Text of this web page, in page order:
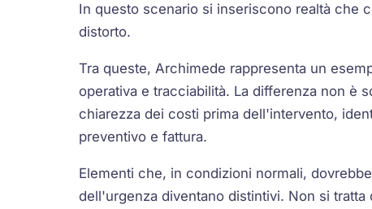
In questo scenario si inseriscono realtà che
distorto.
Tra queste, Archimede rappresenta un
operativa e tracciabilità. La differenza non è
chiarezza dei costi prima dell'intervento,
preventivo e fattura.
Elementi che, in condizioni normali,
dell'urgenza diventano distintivi. Non si